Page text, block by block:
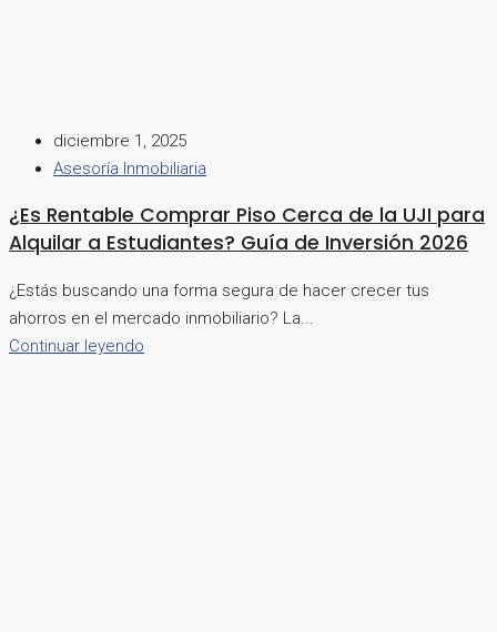
diciembre 1, 2025
Asesoría Inmobiliaria
¿Es Rentable Comprar Piso Cerca de la UJI para
Alquilar a Estudiantes? Guía de Inversión 2026
¿Estás buscando una forma segura de hacer crecer tus
ahorros en el mercado inmobiliario? La...
Continuar leyendo